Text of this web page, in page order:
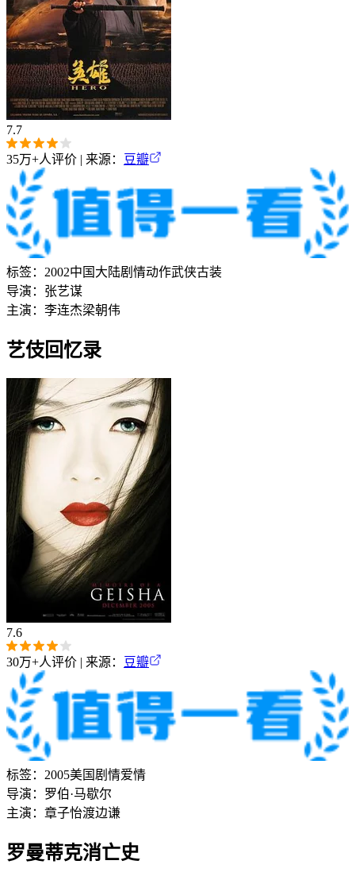
7.7
35万+人评价 | 来源： 豆瓣
标签： 2002中国大陆剧情动作武侠古装
导演： 张艺谋
主演： 李连杰梁朝伟
艺伎回忆录
7.6
30万+人评价 | 来源： 豆瓣
标签： 2005美国 剧情爱情
导演： 罗伯·马歇尔
主演： 章子怡渡边谦
罗曼蒂克消亡史‎